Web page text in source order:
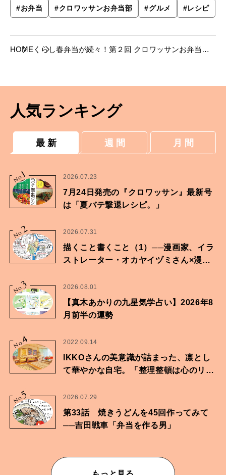
#お弁当 #クロワッサンお弁当部 #グルメ #レシピ
HOME くらし春弁当が続々！第２回 クロワッサンお弁当部
人気ランキング
最 新 週 間 月 間
No.
1 2026.07.23
7月24日発売の『クロワッサン』最新号
は「夏バテ撃退レシピ。」
No.2 2026.07.31
描くこと書くこと（1）──漫画家、イラ
ストレーター・オカヤイヅミさん×漫画
No.3 2026.08.01
【真木あかりの九星気学占い】2026年8
月前半の運勢
No.4 2022.09.14
IKKOさんの美意識が詰まった、凛とし
て華やかな自宅。「整理整頓は心のリズ
No.5 2026.07.29
第33話 焼きうどんを45回作ってみて
──吉田戦車「弁当を作る男」